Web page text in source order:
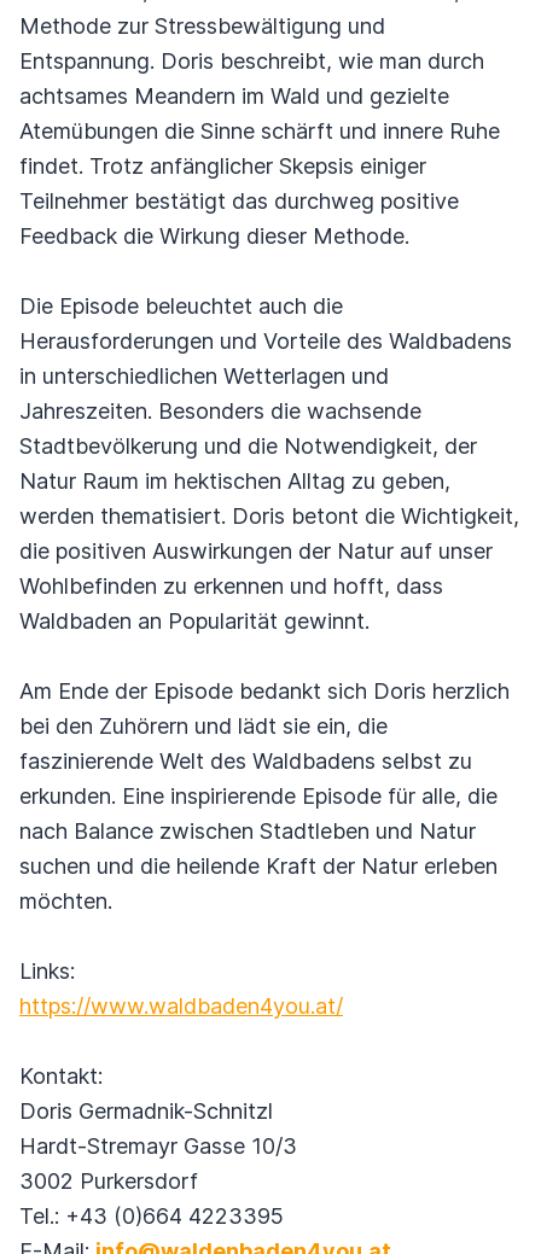
Methode zur Stressbewältigung und
Entspannung. Doris beschreibt, wie man durch
achtsames Meandern im Wald und gezielte
Atemübungen die Sinne schärft und innere Ruhe
findet. Trotz anfänglicher Skepsis einiger
Teilnehmer bestätigt das durchweg positive
Feedback die Wirkung dieser Methode.
Die Episode beleuchtet auch die
Herausforderungen und Vorteile des Waldbadens
in unterschiedlichen Wetterlagen und
Jahreszeiten. Besonders die wachsende
Stadtbevölkerung und die Notwendigkeit, der
Natur Raum im hektischen Alltag zu geben,
werden thematisiert. Doris betont die Wichtigkeit,
die positiven Auswirkungen der Natur auf unser
Wohlbefinden zu erkennen und hofft, dass
Waldbaden an Popularität gewinnt.
Am Ende der Episode bedankt sich Doris herzlich
bei den Zuhörern und lädt sie ein, die
faszinierende Welt des Waldbadens selbst zu
erkunden. Eine inspirierende Episode für alle, die
nach Balance zwischen Stadtleben und Natur
suchen und die heilende Kraft der Natur erleben
möchten.
Links:
https://www.waldbaden4you.at/
Kontakt:
Doris Germadnik-Schnitzl
Hardt-Stremayr Gasse 10/3
3002 Purkersdorf
Tel.: +43 (0)664 4223395